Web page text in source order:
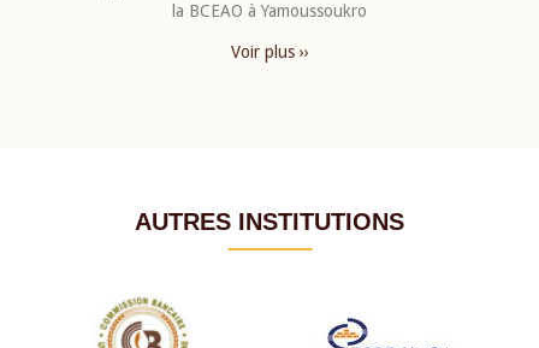
la BCEAO à Yamoussoukro
Voir plus ››
AUTRES INSTITUTIONS